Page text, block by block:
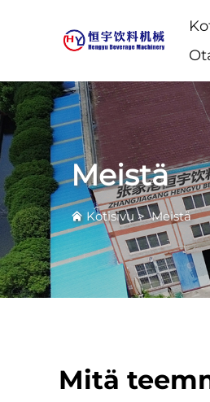
Meistä
Kotisivu>Meistä
Mitä